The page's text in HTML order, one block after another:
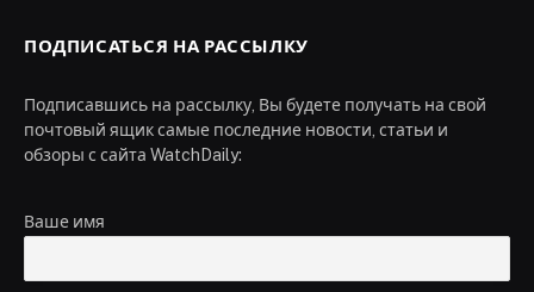
ПОДПИСАТЬСЯ НА РАССЫЛКУ
Подписавшись на рассылку, Вы будете получать на свой
почтовый ящик самые последние новости, статьи и
обзоры с сайта WatchDaily:
Ваше имя